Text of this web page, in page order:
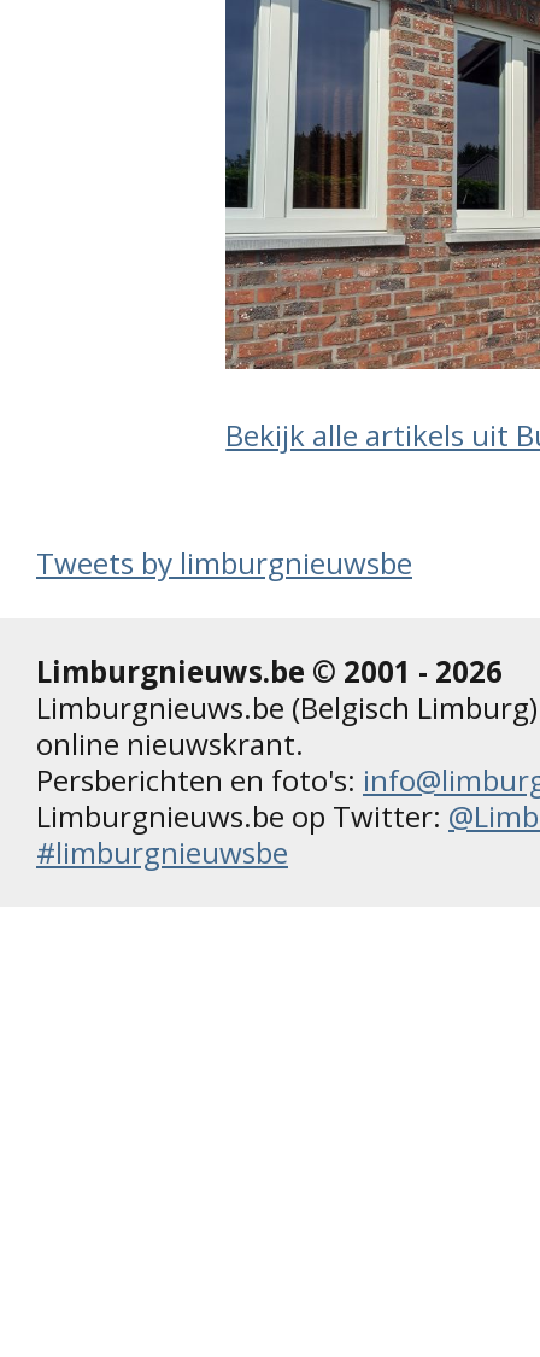
Bekijk alle artikels uit
Tweets by limburgnieuwsbe
Limburgnieuws.be © 2001 - 2026
Limburgnieuws.be (Belgisch
online nieuwskrant.
Persberichten en foto's:
Limburgnieuws.be op Twitter:
#limburgnieuwsbe